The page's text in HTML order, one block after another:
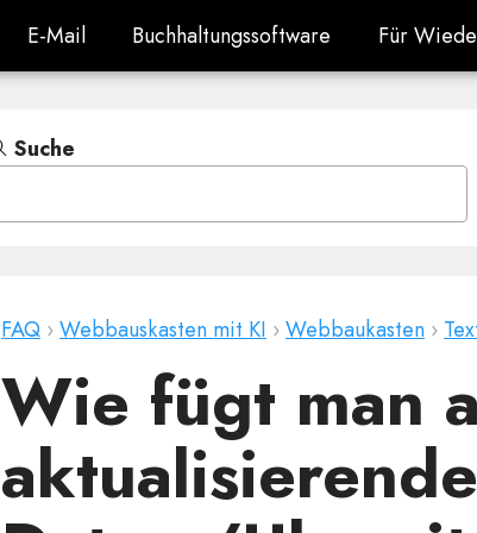
E-Mail
E-Mail Buchhaltungssoftware
Buchhaltungssoftware Für
Für
Suche
FAQ ›Webbauskasten mit KI ›Webbaukasten ›
Wie fügt man